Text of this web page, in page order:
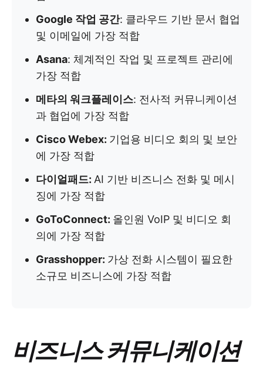
Google 작업 공간: 클라우드 기반 문서 협업
및 이메일에 가장 적합
Asana: 체계적인 작업 및 프로젝트 관리에
가장 적합
메타의 워크플레이스: 전사적 커뮤니케이션
과 협업에 가장 적합
Cisco Webex: 기업용 비디오 회의 및 보안
에 가장 적합
다이얼패드: AI 기반 비즈니스 전화 및 메시
징에 가장 적합
GoToConnect: 올인원 VoIP 및 비디오 회
의에 가장 적합
Grasshopper: 가상 전화 시스템이 필요한
소규모 비즈니스에 가장 적합
비즈니스 커뮤니케이션